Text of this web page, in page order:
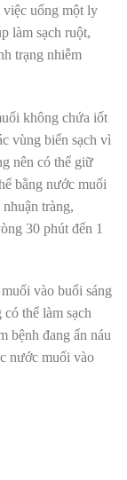
việc uống một ly
làm sạch ruột,
trạng nhiễm
không chứa iốt
vùng biển sạch vì
nên có thể giữ
bằng nước muối
tràng,
30 phút đến 1
vào buổi sáng
thể làm sạch
bệnh đang ẩn náu
nước muối vào